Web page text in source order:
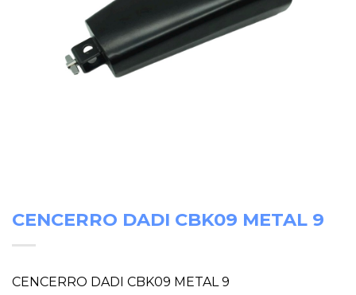
CENCERRO DADI CBK09 METAL 9
CENCERRO DADI CBK09 METAL 9